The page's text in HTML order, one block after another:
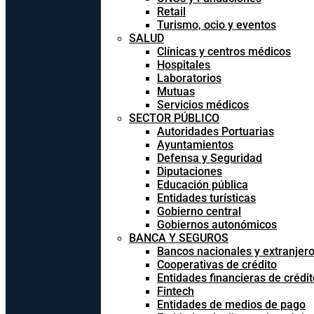
Retail
Turismo, ocio y eventos
SALUD
Clínicas y centros médicos
Hospitales
Laboratorios
Mutuas
Servicios médicos
SECTOR PÚBLICO
Autoridades Portuarias
Ayuntamientos
Defensa y Seguridad
Diputaciones
Educación pública
Entidades turísticas
Gobierno central
Gobiernos autonómicos
BANCA Y SEGUROS
Bancos nacionales y
Cooperativas de crédito
Entidades financieras de
Fintech
Entidades de medios de pago